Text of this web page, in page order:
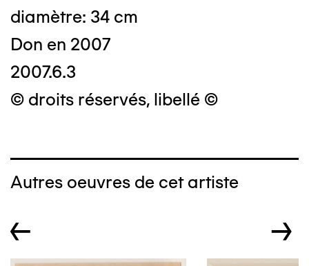
diamètre: 34 cm
Don en 2007
2007.6.3
© droits réservés, libellé ©
Autres oeuvres de cet artiste
← →